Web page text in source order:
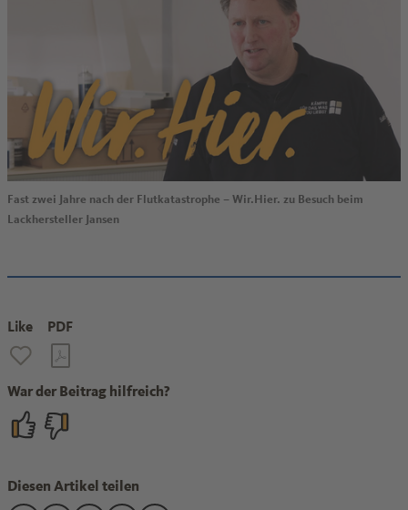
Fast zwei Jahre nach der Flutkatastrophe – Wir.Hier. zu Besuch beim
Lackhersteller Jansen
Like PDF
War der Beitrag hilfreich?
Diesen Artikel teilen